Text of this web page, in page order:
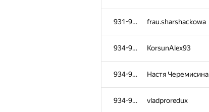
931-933 frau.sharshackowa
934-936 KorsunAlex93
934-936 Настя Черемисина
934-936 vladproredux
Erzhan Auganov